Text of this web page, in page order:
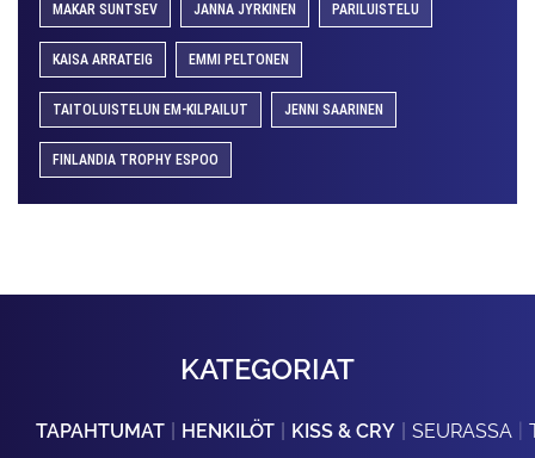
MAKAR SUNTSEV JANNA JYRKINEN PARILUISTELU
KAISA ARRATEIG EMMI PELTONEN
TAITOLUISTELUN EM-KILPAILUT JENNI SAARINEN
FINLANDIA TROPHY ESPOO
KATEGORIAT
TAPAHTUMAT HENKILÖT KISS & CRY SEURASSA